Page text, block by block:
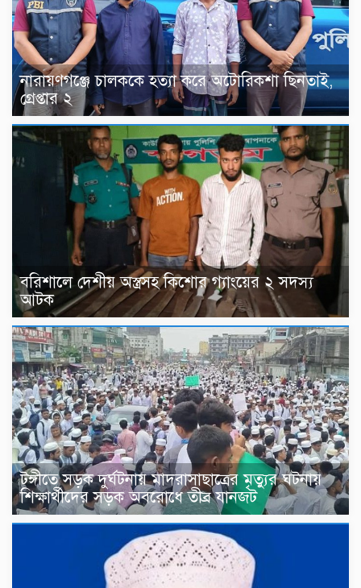
নারায়ণগঞ্জে চালককে হত্যা করে অটোরিকশা ছিনতাই,
গ্রেপ্তার ২
বরিশালে দেশীয় অস্ত্রসহ কিশোর গ্যাংয়ের ২ সদস্য
আটক
টঙ্গীতে সড়ক দুর্ঘটনায় মাদরাসাছাত্রের মৃত্যুর ঘটনায়
শিক্ষার্থীদের সড়ক অবরোধে তীব্র যানজট